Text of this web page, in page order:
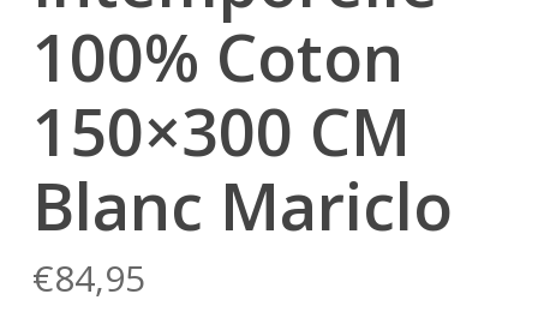
100% Coton
150×300 CM
Blanc Mariclo
€84,95